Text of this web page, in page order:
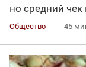
но средний
Общество 45